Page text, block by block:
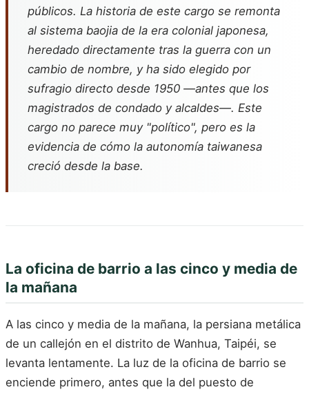
públicos. La historia de este cargo se remonta
al sistema baojia de la era colonial japonesa,
heredado directamente tras la guerra con un
cambio de nombre, y ha sido elegido por
sufragio directo desde 1950 —antes que los
magistrados de condado y alcaldes—. Este
cargo no parece muy "político", pero es la
evidencia de cómo la autonomía taiwanesa
creció desde la base.
La oficina de barrio a las cinco y media de
la mañana
A las cinco y media de la mañana, la persiana metálica
de un callejón en el distrito de Wanhua, Taipéi, se
levanta lentamente. La luz de la oficina de barrio se
enciende primero, antes que la del puesto de